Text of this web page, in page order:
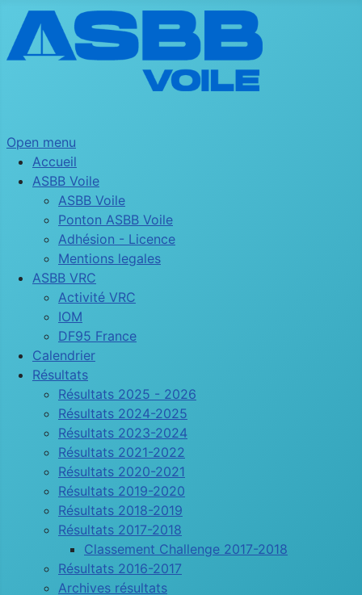
Open menu
Accueil
ASBB Voile
ASBB Voile
Ponton ASBB Voile
Adhésion - Licence
Mentions legales
ASBB VRC
Activité VRC
IOM
DF95 France
Calendrier
Résultats
Résultats 2025 - 2026
Résultats 2024-2025
Résultats 2023-2024
Résultats 2021-2022
Résultats 2020-2021
Résultats 2019-2020
Résultats 2018-2019
Résultats 2017-2018
Classement Challenge 2017-2018
Résultats 2016-2017
Archives résultats